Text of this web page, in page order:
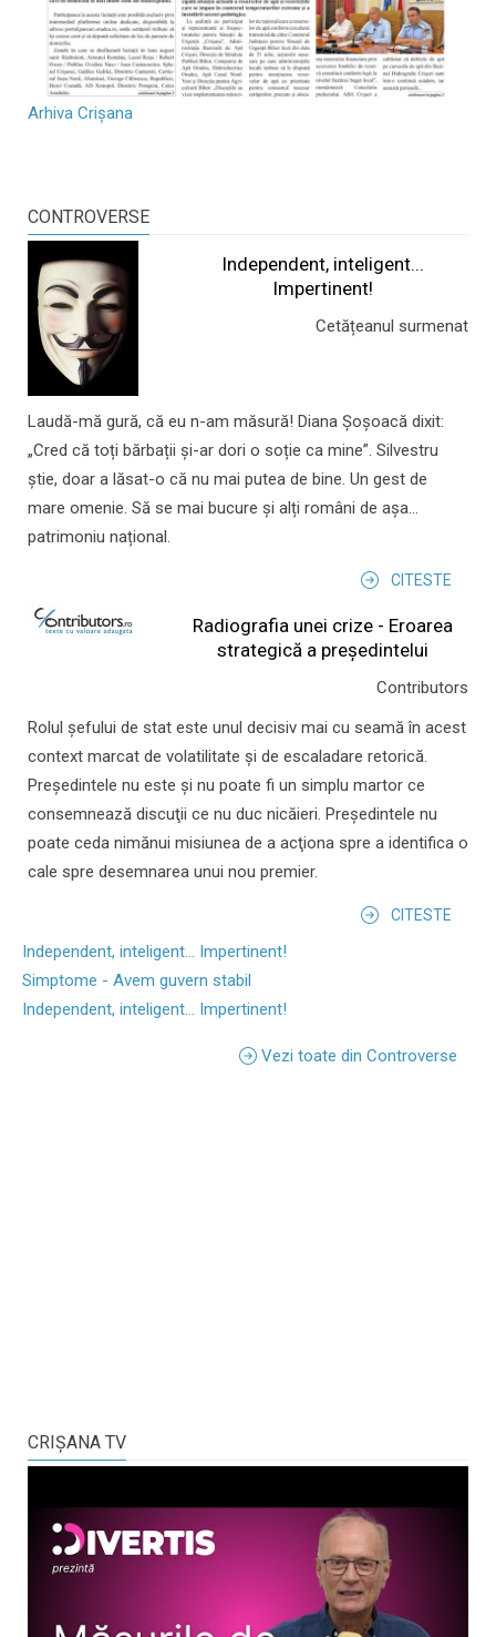
Arhiva Crișana
CONTROVERSE
Independent, inteligent...
Impertinent!
Cetățeanul surmenat
Laudă-mă gură, că eu n-am măsură! Diana Șoșoacă dixit:
„Cred că toți bărbații și-ar dori o soție ca mine”. Silvestru
știe, doar a lăsat-o că nu mai putea de bine. Un gest de
mare omenie. Să se mai bucure și alți români de așa...
patrimoniu național.
CITESTE
Radiografia unei crize - Eroarea
strategică a președintelui
Contributors
Rolul şefului de stat este unul decisiv mai cu seamă în acest
context marcat de volatilitate şi de escaladare retorică.
Preşedintele nu este şi nu poate fi un simplu martor ce
consemnează discuţii ce nu duc nicăieri. Preşedintele nu
poate ceda nimănui misiunea de a acţiona spre a identifica o
cale spre desemnarea unui nou premier.
CITESTE
Independent, inteligent... Impertinent!
Simptome - Avem guvern stabil
Independent, inteligent... Impertinent!
Vezi toate din Controverse
CRIŞANA TV